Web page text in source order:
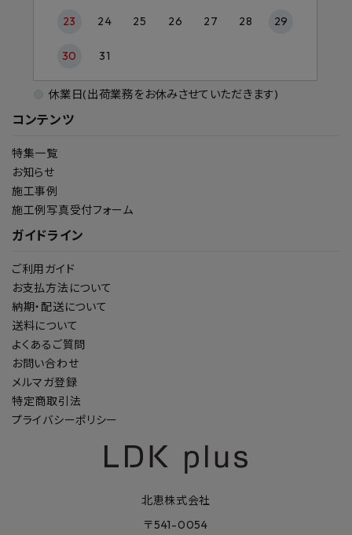
コンテンツ
特集一覧
お知らせ
施工事例
施工例写真受付フォーム
ガイドライン
ご利用ガイド
お支払方法について
納期・配送について
送料について
よくあるご質問
お問い合わせ
メルマガ登録
特定商取引法
プライバシーポリシー
23 24 25 26 27 28 29
30 31
休業日(出荷業務をお休みさせていただきます)
北恵株式会社
〒541-0054